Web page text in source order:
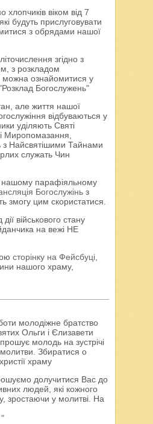
хлопчиків віком від 7
будуть прислуговувати
з обрядами нашої
згідно з
з розкладом
можна ознайомитися у
Богослужень"
але життя нашої
відбуваються у
уділяють Святі
Миропомазання,
з Найсвятішими Тайнами
служать Чин
парафіяльному
Богослужіньз
змогу цим скористатися.
військового стану
на вежі НЕ
сторінку на Фейсбуці,
нашого храму,
молодіжне братство
Ольги і Єлизавети
молодь на зустрічі
молитви. Збиратися о
храму
долучитися Вас до
людей, які кожного
зростаючи у молитві. На